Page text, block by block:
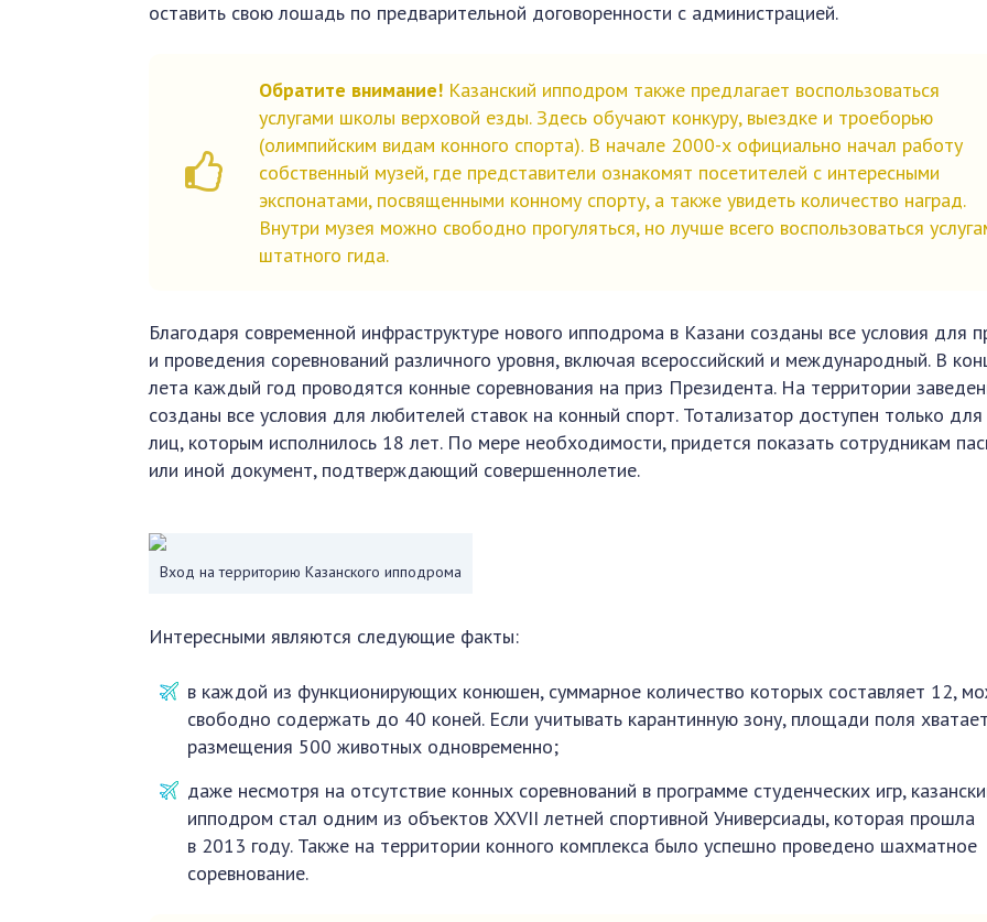
оставить свою лошадь по предварительной договоренности с администрацией.
Обратите внимание! Казанский ипподром также предлагает воспользоваться
услугами школы верховой езды. Здесь обучают конкуру, выездке и троеборью
(олимпийским видам конного спорта). В начале 2000-х официально начал работу
собственный музей, где представители ознакомят посетителей с интересными
экспонатами, посвященными конному спорту, а также увидеть количество наград.
Внутри музея можно свободно прогуляться, но лучше всего воспользоваться
штатного гида.
Благодаря современной инфраструктуре нового ипподрома в Казани созданы все условия для
и проведения соревнований различного уровня, включая всероссийский и международный. В
лета каждый год проводятся конные соревнования на приз Президента. На территории
созданы все условия для любителей ставок на конный спорт. Тотализатор доступен только
лиц, которым исполнилось 18 лет. По мере необходимости, придется показать сотрудникам
или иной документ, подтверждающий совершеннолетие.
Вход на территорию Казанского ипподрома
Интересными являются следующие факты:
в каждой из функционирующих конюшен, суммарное количество которых составляет 12,
свободно содержать до 40 коней. Если учитывать карантинную зону, площади поля
размещения 500 животных одновременно;
даже несмотря на отсутствие конных соревнований в программе студенческих игр,
ипподром стал одним из объектов XXVII летней спортивной Универсиады, которая прошла
в 2013 году. Также на территории конного комплекса было успешно проведено шахматное
соревнование.